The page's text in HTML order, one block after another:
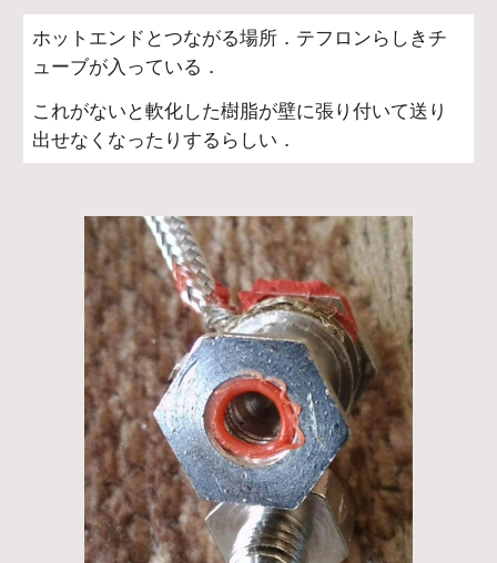
ホットエンドとつながる場所．テフロンらしきチ
ューブが入っている．
これがないと軟化した樹脂が壁に張り付いて送り
出せなくなったりするらしい．